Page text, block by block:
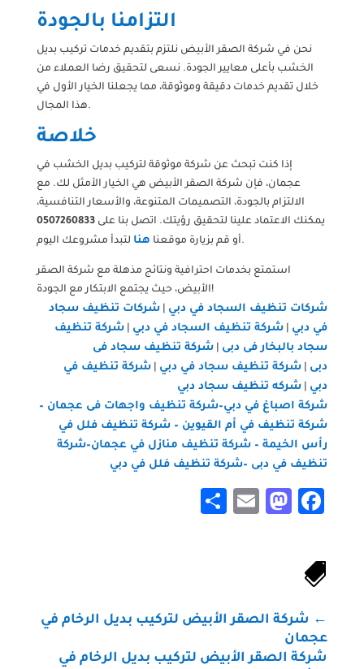
التزامنا بالجودة
نحن في شركة الصقر الأبيض نلتزم بتقديم خدمات تركيب بديل
الخشب بأعلى معايير الجودة. نسعى لتحقيق رضا العملاء من
خلال تقديم خدمات دقيقة وموثوقة، مما يجعلنا الخيار الأول في
هذا المجال.
خلاصة
إذا كنت تبحث عن شركة موثوقة لتركيب بديل الخشب في
عجمان، فإن شركة الصقر الأبيض هي الخيار الأمثل لك. مع
الالتزام بالجودة، التصميمات المتنوعة، والأسعار التنافسية،
يمكنك الاعتماد علينا لتحقيق رؤيتك. اتصل بنا على0507260833
أو قم بزيارة موقعنا هنا لتبدأ مشروعك اليوم.
استمتع بخدمات احترافية ونتائج مذهلة مع شركة الصقر
الأبيض، حيث يجتمع الابتكار مع الجودة!
شركات تنظيف السجاد في دبي
شركات تنظيف سجاد
في دبي
شركة تنظيف السجاد في دبي
شركة تنظيف
سجاد بالبخار فى دبى
شركة تنظيف سجاد فى
دبى
شركة تنظيف سجاد في دبي
شركة تنظيف في
دبي
شركه تنظيف سجاد دبي
شركة اصباغ في دبي–شركة تنظيف واجهات فى عجمان –
شركة تنظيف في أم القيوين – شركة تنظيف فلل في
رأس الخيمة– شركة تنظيف منازل في عجمان–شركة
تنظيف في دبى –شركة تنظيف فلل في دبي
Facebook
Mastodon
Email

← شركة الصقر الأبيض لتركيب بديل الرخام في
عجمان
شركة الصقر الأبيض لتركيب بديل الرخام في